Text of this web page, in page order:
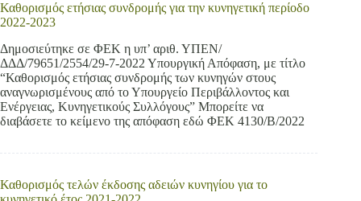
Καθορισμός ετήσιας συνδρομής για την κυνηγετική περίοδο
2022-2023
Δημοσιεύτηκε σε ΦΕΚ η υπ’ αριθ. ΥΠΕΝ/
ΔΔΔ/79651/2554/29-7-2022 Υπουργική Απόφαση, με τίτλο
“Καθορισμός ετήσιας συνδρομής των κυνηγών στους
αναγνωρισμένους από το Υπουργείο Περιβάλλοντος και
Ενέργειας, Κυνηγετικούς Συλλόγους” Μπορείτε να
διαβάσετε το κείμενο της απόφαση εδώ ΦΕΚ 4130/Β/2022
Καθορισμός τελών έκδοσης αδειών κυνηγίου για το